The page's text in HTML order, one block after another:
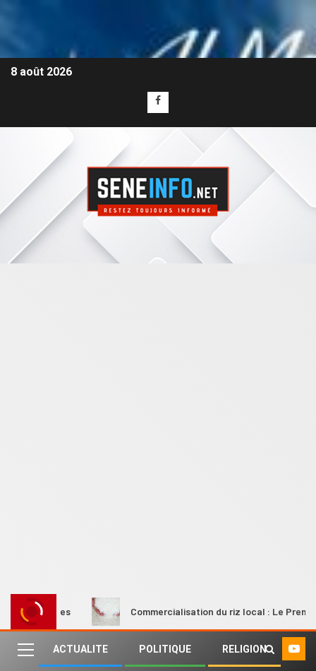
8 août 2026
Commercialisation du riz local : Le Premier ministre
ACTUALITE POLITIQUE RELIGION